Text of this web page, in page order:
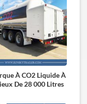
À CO2 Liquide À
De 28 000 Litres